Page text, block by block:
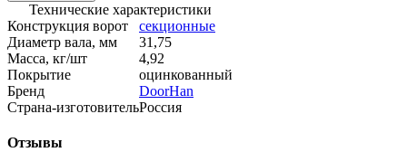
Технические характеристики
Конструкция ворот
секционные
Диаметр вала, мм
31,75
Масса, кг/шт
4,92
Покрытие
оцинкованный
Бренд
DoorHan
Страна-изготовительРоссия
Отзывы